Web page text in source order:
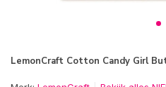
LemonCraft Cotton Candy Girl